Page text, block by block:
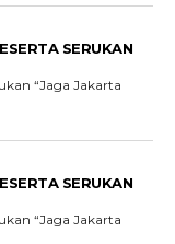
SERUKAN
“Jaga Jakarta
SERUKAN
“Jaga Jakarta